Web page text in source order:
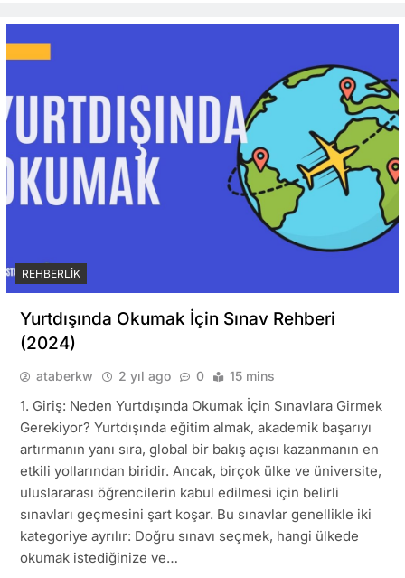
REHBERLIK
Yurtdışında Okumak İçin Sınav Rehberi
(2024)
ataberkw 2 yıl ago 0 15 mins
1. Giriş: Neden Yurtdışında Okumak İçin Sınavlara Girmek
Gerekiyor? Yurtdışında eğitim almak, akademik başarıyı
artırmanın yanı sıra, global bir bakış açısı kazanmanın en
etkili yollarından biridir. Ancak, birçok ülke ve üniversite,
uluslararası öğrencilerin kabul edilmesi için belirli
sınavları geçmesini şart koşar. Bu sınavlar genellikle iki
kategoriye ayrılır: Doğru sınavı seçmek, hangi ülkede
okumak istediğinize ve…